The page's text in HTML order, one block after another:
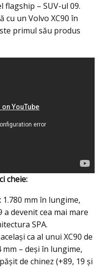
– SUV-ul 09.
cu un Volvo XC90 în
primul său produs
cheie:
1.780 mm în lungime,
devenit cea mai mare
SPA.
ca al unui XC90 de
– deşi în lungime,
de chinez (+89, 19 şi